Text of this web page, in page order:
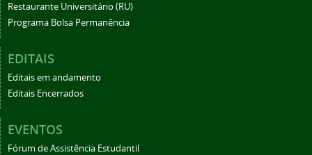
Restaurante Universitário (RU)
Programa Bolsa Permanência
EDITAIS
Editais em andamento
Editais Encerrados
EVENTOS
Fórum de Assistência Estudantil